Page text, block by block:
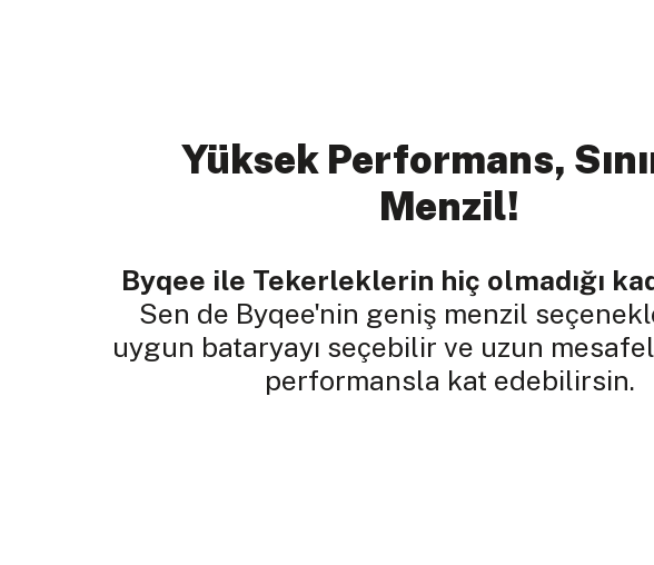
Yüksek Performans,
Menzil!
Byqee ile Tekerleklerin hiç olmadığı
Sen de Byqee'nin geniş menzil
uygun bataryayı seçebilir ve uzun
performansla kat edebilirsin.